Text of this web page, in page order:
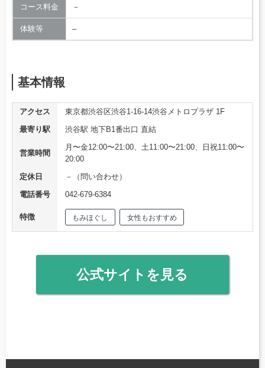
コース料金 －
体験等 –
基本情報
アクセス
東京都渋谷区渋谷1-16-14渋谷メトロプラザ 1F
最寄り駅
渋谷駅 地下B1番出口 直結
営業時間
月〜金12:00〜21:00、土11:00〜21:00、日祝11:00〜
20:00
定休日
－（問い合わせ）
電話番号
042-679-6384
特徴 もみほぐし 女性もおすすめ
公式サイトを見る